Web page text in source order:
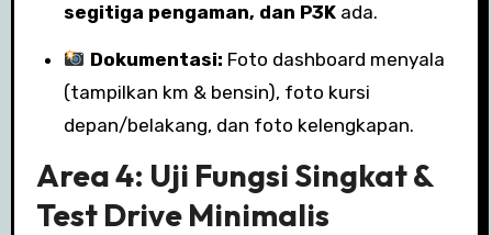
segitiga pengaman, dan P3K ada.
Dokumentasi: Foto dashboard menyala
(tampilkan km & bensin), foto kursi
depan/belakang, dan foto kelengkapan.
Area 4: Uji Fungsi Singkat &
Test Drive Minimalis